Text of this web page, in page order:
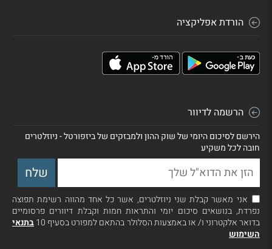
הורדת אפליקציה
הרשמה לדיוור
הירשם לסיכום היומי של שוק ההון ולמבזקים של ביזפורטל - ניוזלטרים
חובה לכל משקיע
אני מאשר קבלת שני ניוזלטרים, אשר כל אחד מהווה רשימת תפוצה
נפרדת, בנושאים סיכום יומי והתראות חמות וקבלת דיוורים פרסומיים
בדואר אלקטרוני ו/ או באמצעות הסלולר בהתאם למפורט בסעיף 10
בתנאי
השימוש